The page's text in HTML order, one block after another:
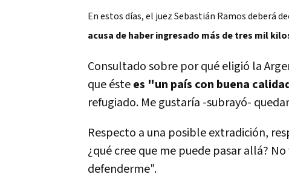
En estos días, el juez Sebastián Ramos deberá
acusa de haber ingresado más de tres mil
Consultado sobre por qué eligió la
que éstees "un país con buena
refugiado. Me gustaría -subrayó-
Respecto a una posible extradición,
¿qué cree que me puede pasar allá?
defenderme".